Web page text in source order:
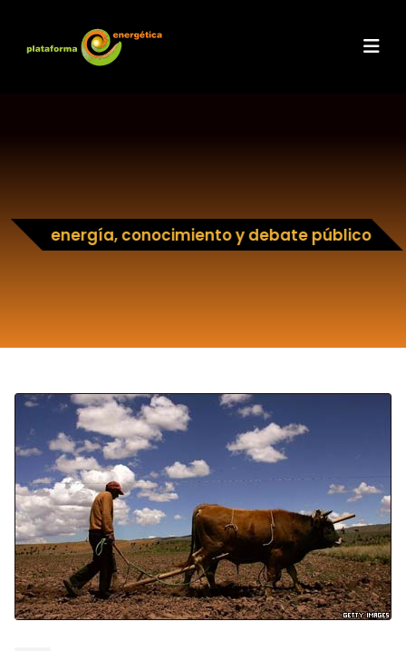
energía, conocimiento y debate público